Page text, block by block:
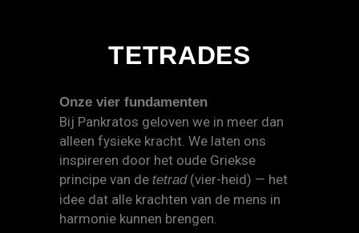
TETRADES
Onze vier fundamenten
Bij Pankratos geloven we in meer dan
alleen fysieke kracht. We laten ons
inspireren door het oude Griekse
principe van de tetrad(vier-heid) — het
idee dat alle krachten van de mens in
harmonie kunnen brengen.